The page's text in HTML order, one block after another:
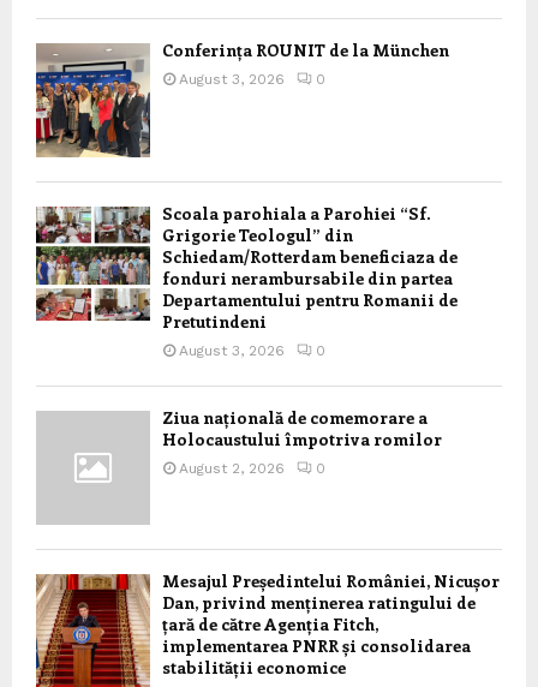
Conferința ROUNIT de la München
August 3, 2026 0
Scoala parohiala a Parohiei “Sf.
Grigorie Teologul” din
Schiedam/Rotterdam beneficiaza de
fonduri nerambursabile din partea
Departamentului pentru Romanii de
Pretutindeni
August 3, 2026 0
Ziua națională de comemorare a
Holocaustului împotriva romilor
August 2, 2026 0
Mesajul Președintelui României, Nicușor
Dan, privind menținerea ratingului de
țară de către Agenția Fitch,
implementarea PNRR și consolidarea
stabilității economice